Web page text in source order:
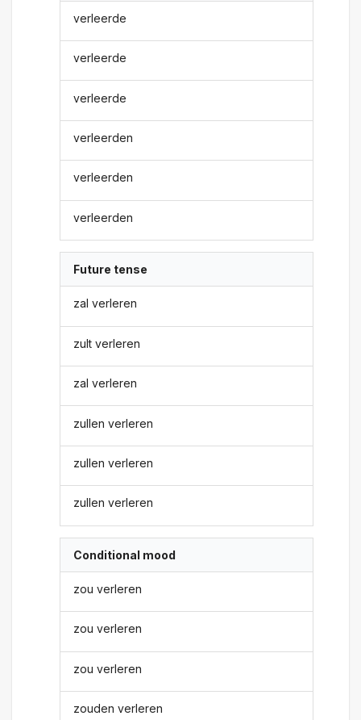
verleerde
verleerde
verleerde
verleerden
verleerden
verleerden
Future tense
zal verleren
zult verleren
zal verleren
zullen verleren
zullen verleren
zullen verleren
Conditional mood
zou verleren
zou verleren
zou verleren
zouden verleren